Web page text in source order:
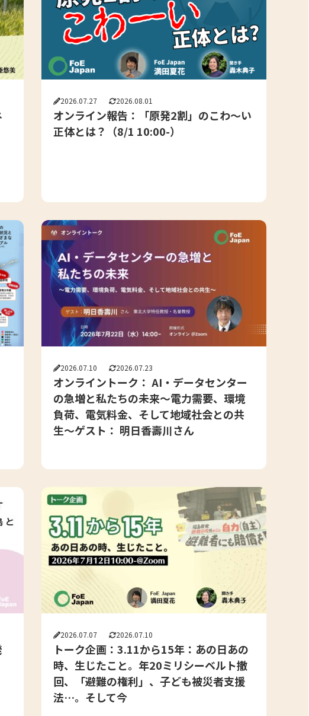
2026.07.27 2026.08.01
オンライン報告：「原発2割」のこわ～い
正体とは？（8/1 10:00-）
2026.07.10 2026.07.23
オンライントーク： AI・データセンター
の急増と私たちの未来〜電力需要、環境
負荷、電気料金、そして地域社会との共
生〜ゲスト： 明日香壽川さん
2026.07.07 2026.07.10
トーク企画：3.11から15年：あの日あの
時、生じたこと。年20ミリシーベルト撤
回、「避難の権利」、子ども被災者支援
法…。そして今